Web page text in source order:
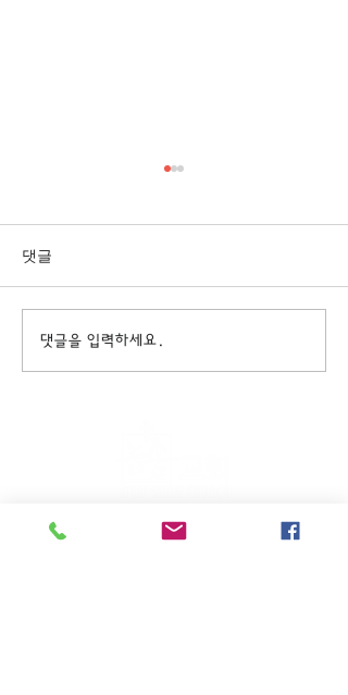
댓글
댓글을 입력하세요.
주일KM예배 (1부) 9am, (2부)